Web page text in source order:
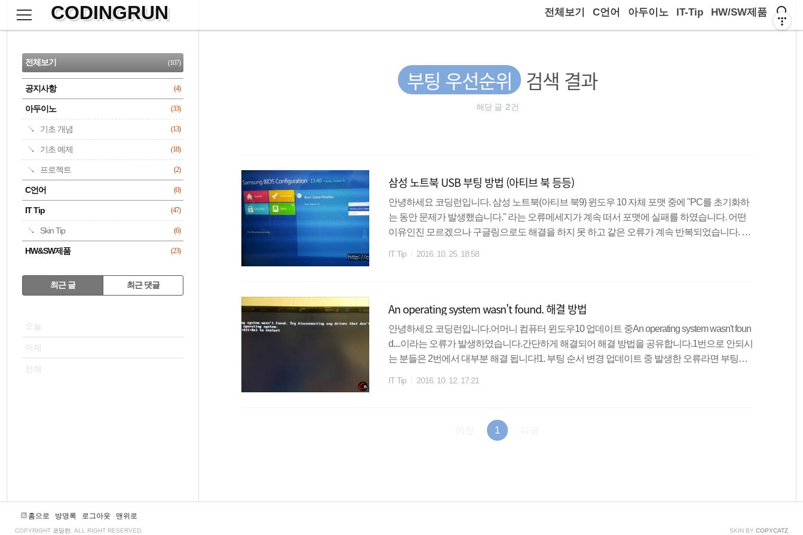
으
CODINGRUN 전체보기 C언어 아두이노 IT-Tip HW/SW제품
부팅 우선순위 검색 결과
해당 글 2 건
삼성 노트북 USB 부팅 방법 (아티브 북 등등)
안녕하세요 코딩런입니다. 삼성 노트북(아티브 북9) 윈도우 10 자체 포맷 중에 "PC를 초기화하
는 동안 문제가 발생했습니다." 라는 오류메세지가 계속 떠서 포맷에 실패를 하였습니다. 어떤
이유인진 모르겠으나 구글링으로도 해결을 하지 못 하고 같은 오류가 계속 반복되었습니다. 윈
방식으로든 윈도우만 설치하면 계속 사용이 가능하기에 USB로 설치하기로 했습니다.그러나
저 BIOS의 진입을 하셔야 하므로 노트북을 부팅 후 재빠르게 F2 or ..
IT Tip 2016. 10. 25. 18:58
An operating system wasn't found. 해결 방법
안녕하세요 코딩런입니다.어머니 컴퓨터 윈도우10 업데이트 중An operating system wasn't foun
d....이라는 오류가 발생하였습니다.간단하게 해결되어 해결 방법을 공유합니다.1번으로 안되시
는 분들은 2번에서 대부분 해결 됩니다!1. 부팅 순서 변경 업데이트 중 발생한 오류라면 부팅순
조사마다 다르지만 대부분 del키를 연타하면 됩니다.(F2, F10, Del키 중 하나)(안될 경우 해당 메
드(F6)로 진입해야 하며, 예전 보드는위와 같은 화면이 나옵니다.그럼 상단 메뉴에서 부팅 부분
IT Tip 2016. 10. 12. 17:21
1
CATEGORY
전체보기 (107)
공지사항 (4)
아두이노 (33)
기초 개념 (13)
기초 예제 (18)
프로젝트 (2)
C언어 (0)
IT Tip (47)
Skin Tip (6)
HW&SW제품 (23)
RECENTLY
최근 글 최근 댓글
오늘
어제
전체
홈으로 방명록 로그아웃 맨위로
SKIN BY COPYCATZ
COPYRIGHT 코딩런 , ALL RIGHT RESERVED.
검